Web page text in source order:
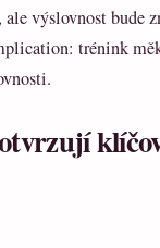
výslovnost bude
trénink